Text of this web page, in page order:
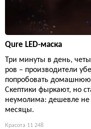
Qure LED-маска
Три минуты в день,
ров – производители
попробовать домашнюю
Скептики фыркают, но
неумолима: дешевле
месяцы.
Красота 11 248